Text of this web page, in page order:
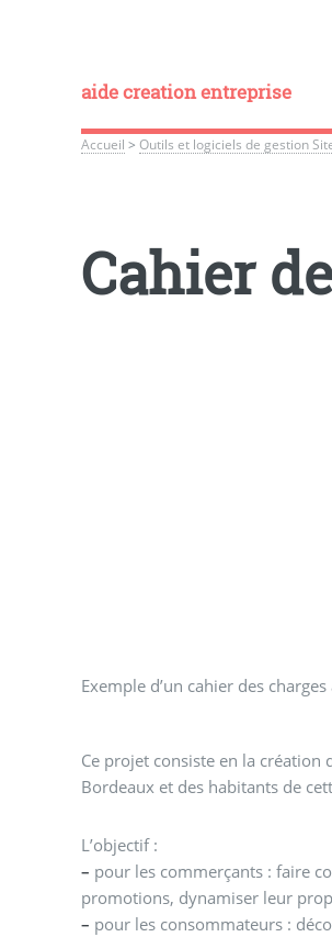
aide creation entreprise
Accueil > Outils et logiciels de gestion
Cahier
Exemple d’un cahier des
Ce projet consiste en la création
Bordeaux et des habitants de
L’objectif :
– pour les commerçants : faire
promotions, dynamiser leur
– pour les consommateurs :